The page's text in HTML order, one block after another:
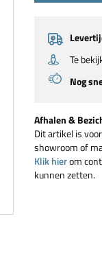
Te
Nog
Afhalen &
Dit artikel is
showroom of
Klik hierom
kunnen zetten.